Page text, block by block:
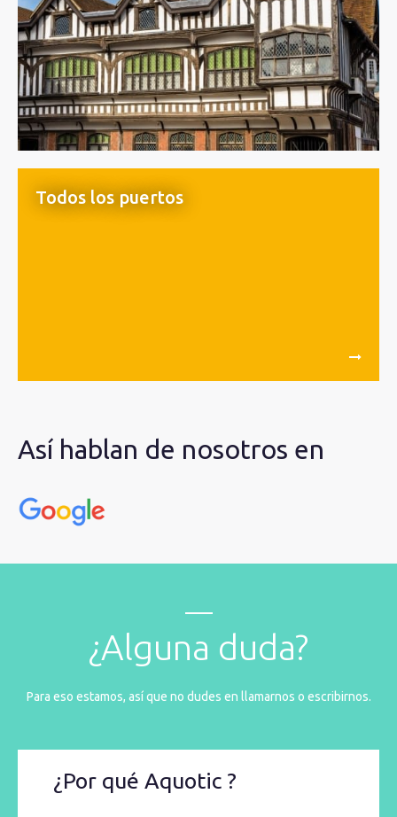
Todos los puertos
Así hablan de nosotros en
¿Alguna duda?
Para eso estamos, así que no dudes en llamarnos o escribirnos.
¿Por qué Aquotic ?